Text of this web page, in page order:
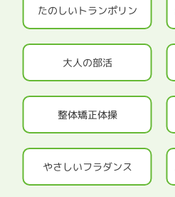
たのしいトランポリン
大人の部活
整体矯正体操
やさしいフラダンス